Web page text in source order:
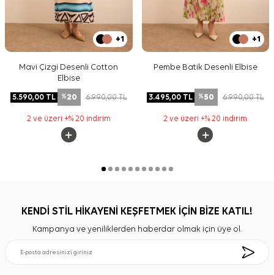
+1
Mavi Çizgi Desenli Cotton
Elbise
5.590,00TL %20 6.990,00TL
2 ve üzeri +% 20 indirim
+1
Pembe Batik Desenli Elbise
3.495,00TL %50 6.990,00TL
2 ve üzeri +% 20 indirim
KENDİ STİL HİKAYENİ KEŞFETMEK İÇİN BİZE KATIL!
Kampanya ve yeniliklerden haberdar olmak için üye ol.